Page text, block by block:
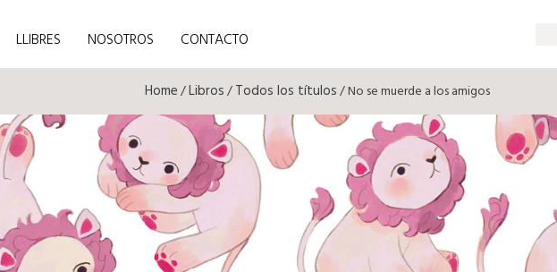
LLIBRES NOSOTROS CONTACTO
Home/Libros/Todos los títulos/ No se muerde a los amigos